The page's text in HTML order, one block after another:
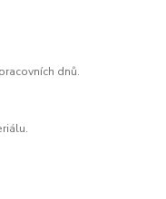
dnů.